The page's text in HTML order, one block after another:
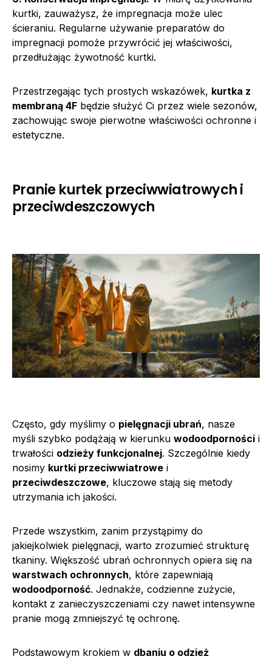
kurtki, zauważysz, że impregnacja może ulec
ścieraniu. Regularne używanie preparatów do
impregnacji pomoże przywrócić jej właściwości,
przedłużając żywotność kurtki.
Przestrzegając tych prostych wskazówek, kurtka z
membraną 4F będzie służyć Ci przez wiele sezonów,
zachowując swoje pierwotne właściwości ochronne i
estetyczne.
Pranie kurtek przeciwwiatrowych i
przeciwdeszczowych
Często, gdy myślimy o pielęgnacji ubrań, nasze
myśli szybko podążają w kierunku wodoodporności i
trwałości odzieży funkcjonalnej. Szczególnie kiedy
nosimy kurtki przeciwwiatrowe i
przeciwdeszczowe, kluczowe stają się metody
utrzymania ich jakości.
Przede wszystkim, zanim przystąpimy do
jakiejkolwiek pielęgnacji, warto zrozumieć strukturę
tkaniny. Większość ubrań ochronnych opiera się na
warstwach ochronnych, które zapewniają
wodoodporność. Jednakże, codzienne zużycie,
kontakt z zanieczyszczeniami czy nawet intensywne
pranie mogą zmniejszyć tę ochronę.
Podstawowym krokiem w dbaniu o odzież